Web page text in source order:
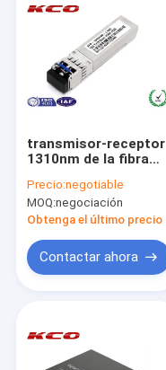
Productos
transmisor-receptor
1310nm de la fibra
SFP con el puerto del
duplex del SM LC
Precio:negotiable
MOQ:negociación
Obtenga el último precio
Contactar ahora